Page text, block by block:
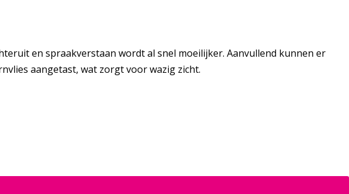
en spraakverstaan wordt al snel moeilijker. Aanvullend kunnen er
aangetast, wat zorgt voor wazig zicht.